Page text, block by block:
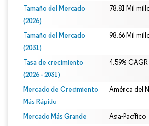
Tamaño del Mercado
(2026)
78.81 Mil
Tamaño del Mercado
(2031)
98.66 Mil
Tasa de crecimiento
(2026 - 2031)
4.59% CAGR
Mercado de Crecimiento
Más Rápido
América del
Mercado Más Grande Asia-Pacífico